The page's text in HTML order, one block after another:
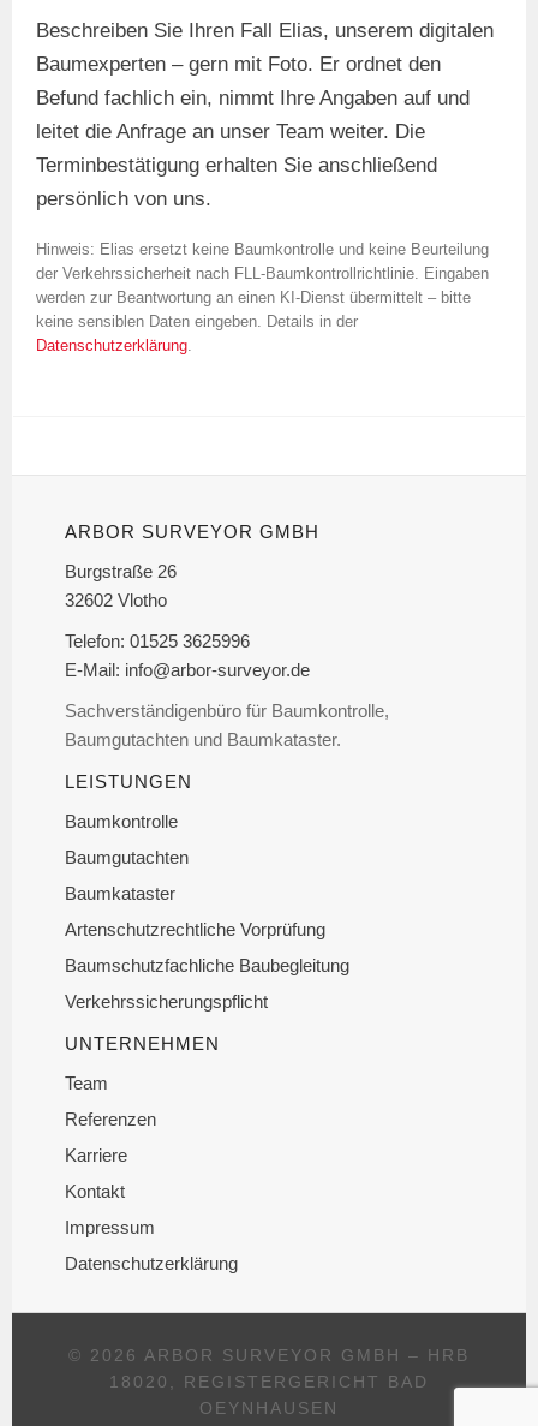
Beschreiben Sie Ihren Fall Elias, unserem digitalen
Baumexperten – gern mit Foto. Er ordnet den
Befund fachlich ein, nimmt Ihre Angaben auf und
leitet die Anfrage an unser Team weiter. Die
Terminbestätigung erhalten Sie anschließend
persönlich von uns.
Hinweis: Elias ersetzt keine Baumkontrolle und keine Beurteilung
der Verkehrssicherheit nach FLL-Baumkontrollrichtlinie. Eingaben
werden zur Beantwortung an einen KI-Dienst übermittelt – bitte
keine sensiblen Daten eingeben. Details in der
Datenschutzerklärung
ARBOR SURVEYOR GMBH
Burgstraße 26
32602 Vlotho
Telefon: 01525 3625996
E-Mail: info@arbor-surveyor.de
Sachverständigenbüro für Baumkontrolle,
Baumgutachten und Baumkataster.
LEISTUNGEN
Baumkontrolle
Baumgutachten
Baumkataster
Artenschutzrechtliche Vorprüfung
Baumschutzfachliche Baubegleitung
Verkehrssicherungspflicht
UNTERNEHMEN
Team
Referenzen
Karriere
Kontakt
Impressum
Datenschutzerklärung